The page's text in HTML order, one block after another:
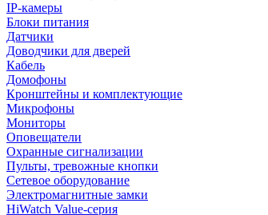
IP-камеры
Блоки питания
Датчики
Доводчики для дверей
Кабель
Домофоны
Кронштейны и комплектующие
Микрофоны
Мониторы
Оповещатели
Охранные сигнализации
Пульты, тревожные кнопки
Сетевое оборудование
Электромагнитные замки
HiWatch Value-серия